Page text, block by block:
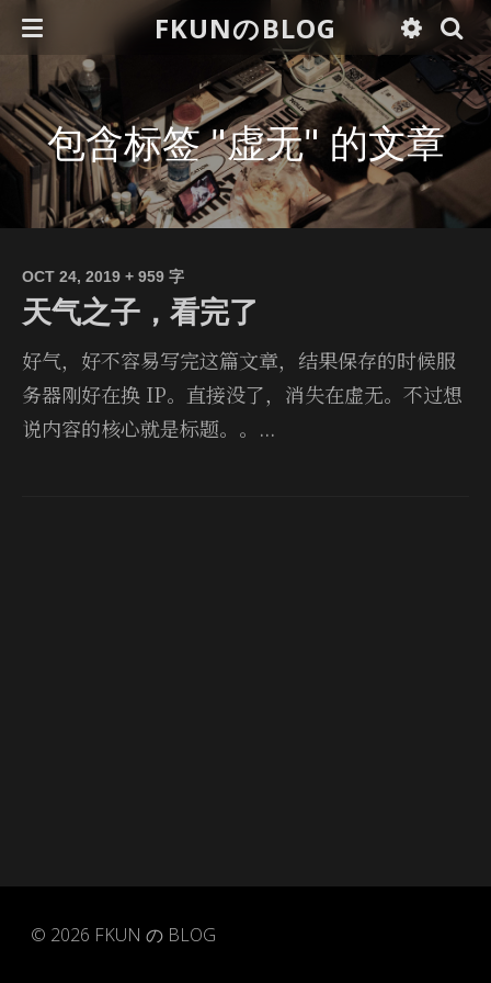
FKUNのBLOG
包含标签 "虚无" 的文章
OCT 24, 2019 + 959 字
天气之子，看完了
好气，好不容易写完这篇文章，结果保存的时候服
务器刚好在换 IP。直接没了，消失在虚无。不过想
说内容的核心就是标题。。...
© 2026 FKUN の BLOG